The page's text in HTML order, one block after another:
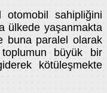
sahipliğini
ülkede yaşanmakta
buna paralel olarak
büyük bir
kötüleşmekte